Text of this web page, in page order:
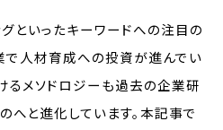
といったキーワードへの注目の
で人材育成への投資が進んでい
るメソドロジーも過去の企業研
へと進化しています。本記事で